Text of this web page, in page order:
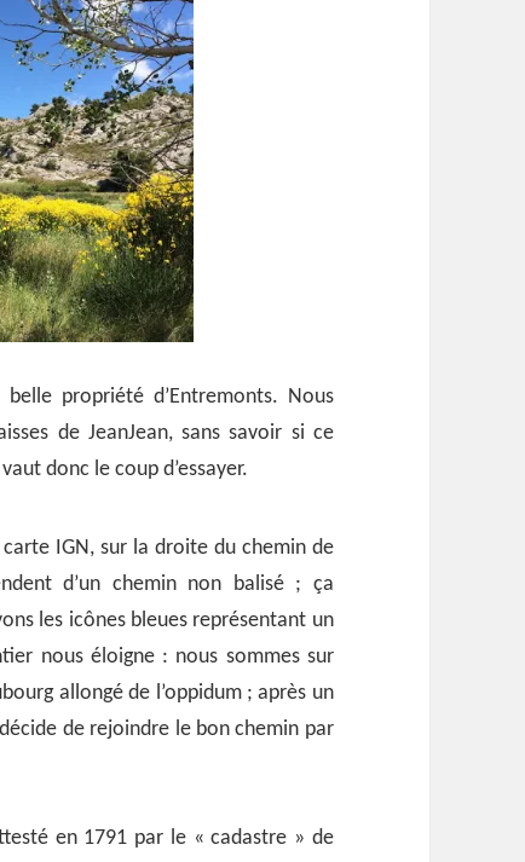
propriété d’Entremonts. Nous
de JeanJean, sans savoir si ce
donc le coup d’essayer.
IGN, sur la droite du chemin de
d’un chemin non balisé ; ça
les icônes bleues représentant un
nous éloigne : nous sommes sur
allongé de l’oppidum ; après un
de rejoindre le bon chemin par
en 1791 par le « cadastre » de